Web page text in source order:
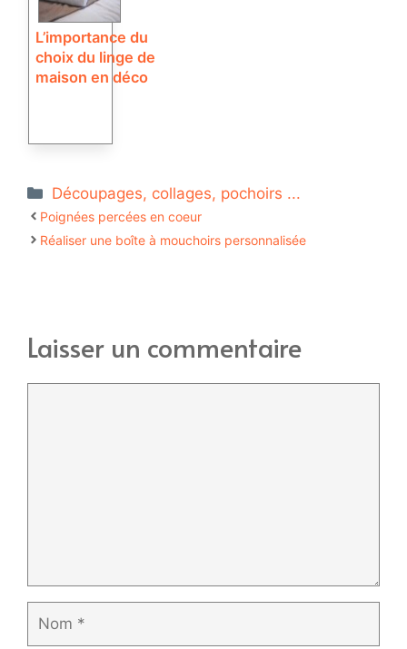
L’importance du
choix du linge de
maison en déco
Catégories
Découpages, collages, pochoirs ...
Poignées percées en coeur
Réaliser une boîte à mouchoirs personnalisée
Laisser un commentaire